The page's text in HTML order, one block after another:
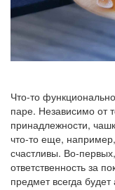
Что-то
паре. Независимо от
принадлежности,
что-то еще,
счастливы. Во-
ответственность за
предмет всегда